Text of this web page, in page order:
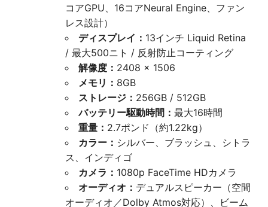
コアGPU、16コアNeural Engine、ファン
レス設計）
ディスプレイ： 13インチ Liquid Retina
/ 最大500ニト / 反射防止コーティング
解像度： 2408 × 1506
メモリ： 8GB
ストレージ： 256GB / 512GB
バッテリー駆動時間： 最大16時間
重量： 2.7ポンド（約1.22kg）
カラー： シルバー、ブラッシュ、シトラ
ス、インディゴ
カメラ： 1080p FaceTime HDカメラ
オーディオ： デュアルスピーカー（空間
オーディオ／Dolby Atmos対応）、ビーム